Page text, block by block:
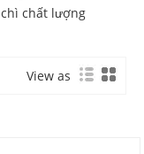
chất lượng
View as